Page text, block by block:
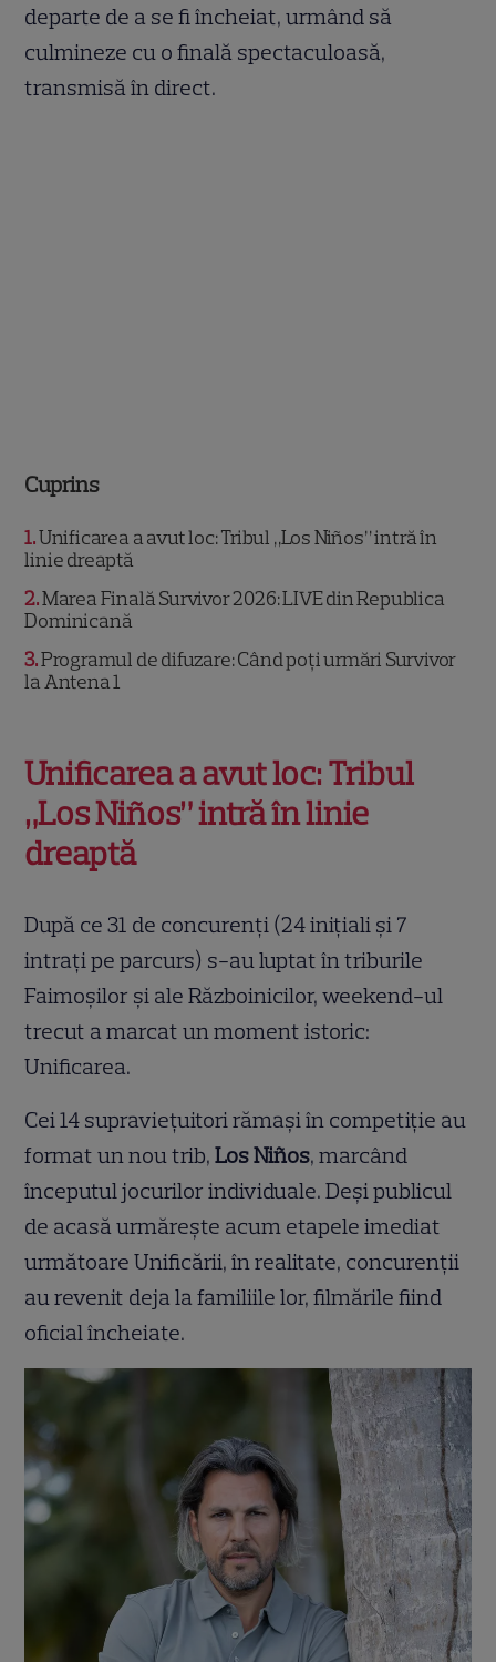
departe de a se fi încheiat, urmând să
culmineze cu o finală spectaculoasă,
transmisă în direct.
Cuprins
1 Unificarea a avut loc: Tribul „Los Niños” intră în
linie dreaptă
2 Marea Finală Survivor 2026: LIVE din Republica
Dominicană
3 Programul de difuzare: Când poți urmări Survivor
la Antena 1
Unificarea a avut loc: Tribul
„Los Niños” intră în linie
dreaptă
După ce 31 de concurenți (24 inițiali și 7
intrați pe parcurs) s-au luptat în triburile
Faimoșilor și ale Războinicilor, weekend-ul
trecut a marcat un moment istoric:
Unificarea.
Cei 14 supraviețuitori rămași în competiție au
format un nou trib,Los Niños, marcând
începutul jocurilor individuale. Deși publicul
de acasă urmărește acum etapele imediat
următoare Unificării, în realitate, concurenții
au revenit deja la familiile lor, filmările fiind
oficial încheiate.